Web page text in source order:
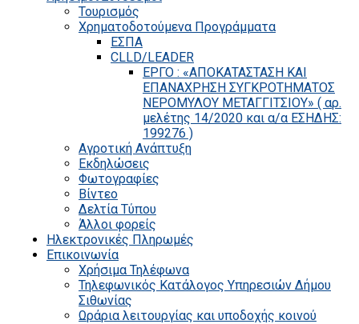
Τουρισμός
Χρηματοδοτούμενα Προγράμματα
ΕΣΠΑ
CLLD/LEADER
ΕΡΓΟ : «ΑΠΟΚΑΤΑΣΤΑΣΗ ΚΑΙ
ΕΠΑΝΑΧΡΗΣΗ ΣΥΓΚΡΟΤΗΜΑΤΟΣ
ΝΕΡΟΜΥΛΟΥ ΜΕΤΑΓΓΙΤΣΙΟΥ» ( αρ.
μελέτης 14/2020 και α/α ΕΣΗΔΗΣ:
199276 )
Αγροτική Ανάπτυξη
Εκδηλώσεις
Φωτογραφίες
Βίντεο
Δελτία Τύπου
Άλλοι φορείς
Ηλεκτρονικές Πληρωμές
Επικοινωνία
Χρήσιμα Τηλέφωνα
Τηλεφωνικός Κατάλογος Υπηρεσιών Δήμου
Σιθωνίας
Ωράρια λειτουργίας και υποδοχής κοινού